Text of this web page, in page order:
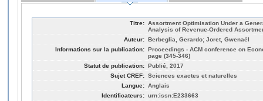
Titre: Assortment Optimisation Under a
Analysis of Revenue-Ordered
Auteur: Berbeglia, Gerardo; Joret, Gwenaël
Informations sur la publication: Proceedings - ACM conference on
page (345-346)
Statut de publication: Publié, 2017
Sujet CREF: Sciences exactes et naturelles
Langue: Anglais
Identificateurs: urn:issn:E233663